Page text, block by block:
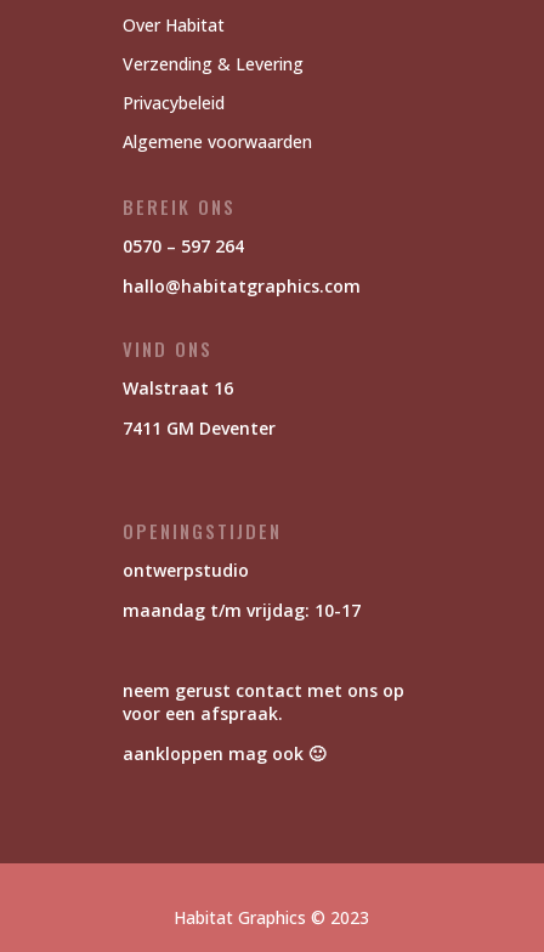
Over Habitat
Verzending & Levering
Privacybeleid
Algemene voorwaarden
BEREIK ONS
0570 – 597 264
hallo@habitatgraphics.com
VIND ONS
Walstraat 16
7411 GM Deventer
OPENINGSTIJDEN
ontwerpstudio
maandag t/m vrijdag: 10-17
neem gerust contact met ons op
voor een afspraak.
aankloppen mag ook 🙂
Habitat Graphics© 2023